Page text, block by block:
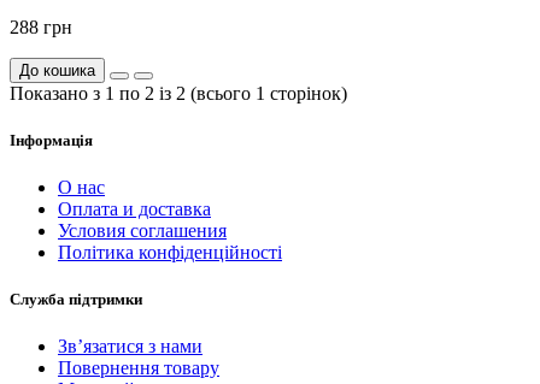
288 грн
До кошика
Показано з 1 по 2 із 2 (всього 1 сторінок)
Інформація
О нас
Оплата и доставка
Условия соглашения
Політика конфіденційності
Служба підтримки
Зв’язатися з нами
Повернення товару